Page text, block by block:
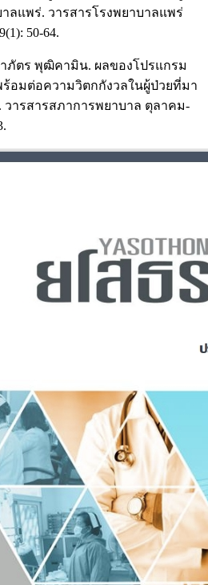
ลแพร่. วารสารโรงพยาบาลแพร่
50-64.
ภัตร พุฒิคามิน. ผลของโปรแกรม
อมต่อความวิตกกังวลในผู้ป่วยที่มา
วารสารสภาการพยาบาล ตุลาคม-